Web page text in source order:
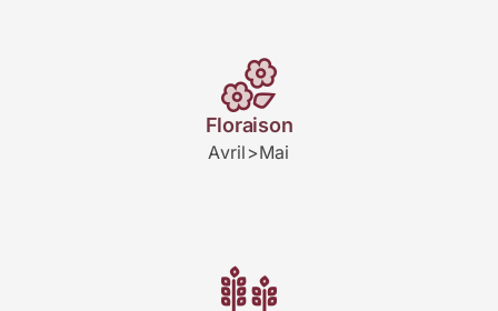
Floraison
Avril>Mai